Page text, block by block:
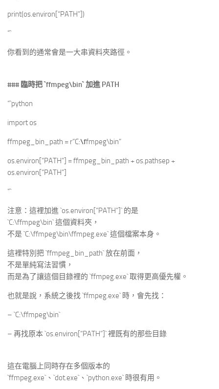
print(os.environ[“PATH”])
“`
你看到的通常會是一大串資料夾路徑。
### 臨時把`ffmpeg\bin`加進 PATH
“`python
import os
ffmpeg_bin_path = r”C:\ffmpeg\bin”
os.environ[“PATH”] = ffmpeg_bin_path + os.pathsep +
os.environ[“PATH”]
“`
注意：這裡加進 `os.environ[“PATH”]` 的是
`C:\ffmpeg\bin` 這個資料夾，
不是 `C:\ffmpeg\bin\ffmpeg.exe` 這個檔案本身。
這裡特別把 `ffmpeg_bin_path` 放在前面，
不是單純寫法習慣，
而是為了讓這個目錄裡的 `ffmpeg.exe` 取得更高優先權。
也就是說，系統之後找 `ffmpeg.exe` 時，會先找：
– `C:\ffmpeg\bin`
– 再找原本 `os.environ[“PATH”]` 裡既有的那些目錄
這在電腦上同時存在多個版本的
`ffmpeg.exe`、`dot.exe`、`python.exe` 時很有用。